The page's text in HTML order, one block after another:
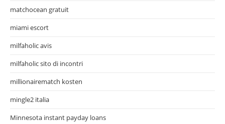
matchocean gratuit
miami escort
milfaholic avis
milfaholic sito di incontri
millionairematch kosten
mingle2 italia
Minnesota instant payday loans